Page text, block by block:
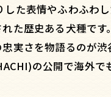
た表情やふわふわ
た歴史ある犬種で
実さを物語るのが
の公開で海外で